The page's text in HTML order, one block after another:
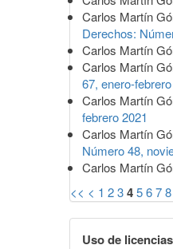
Carlos Martín
Derechos:
Carlos Martín
Carlos Martín
67, enero-
Carlos Martín
febrero 2021
Carlos Martín
Número 48,
Carlos Martín
<< < 1 2345678
Uso de